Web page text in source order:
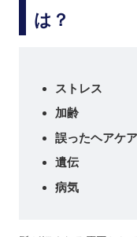
は？
ストレス
加齢
誤ったヘアケア
遺伝
病気